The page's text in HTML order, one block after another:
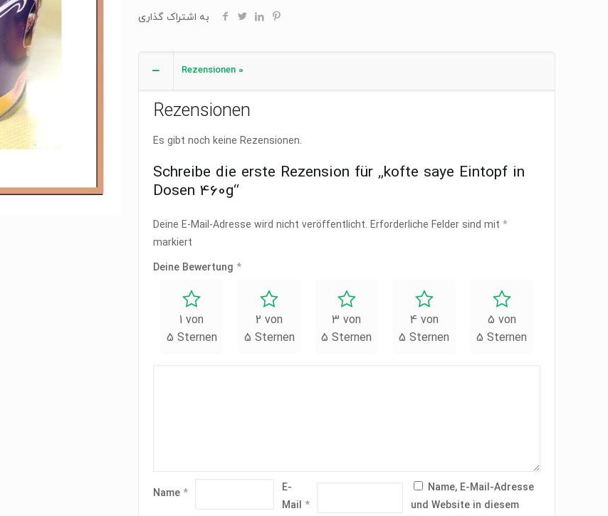
Menge
به اشتراک گذاری
Rezensionen 0
Rezensionen
Es gibt noch keine Rezensionen.
Schreibe die erste Rezension für „kofte saye Eintopf in
Dosen 460g“
Deine E-Mail-Adresse wird nicht veröffentlicht. Erforderliche Felder sind mit *
markiert
Deine Bewertung *
1 von
5 Sternen
2 von
5 Sternen
3 von
5 Sternen
4 von
5 Sternen
5 von
5 Sternen
Name *
E-
Mail*
Name, E-Mail-Adresse
und Website in diesem